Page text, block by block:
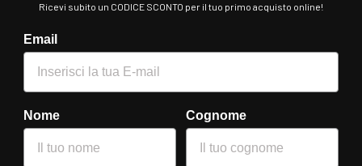
Ricevi subito un CODICE SCONTO per il tuo primo acquisto online!
Email
Nome Cognome